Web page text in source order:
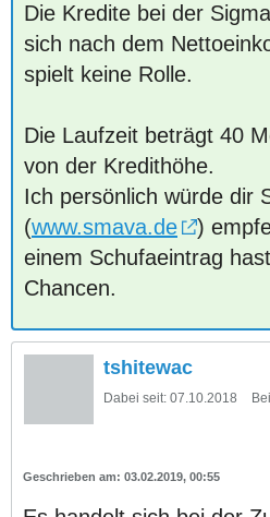
Die Kredite bei der
sich nach dem
spielt keine Rolle.
Die Laufzeit beträgt 40
von der Kredithöhe.
Ich persönlich würde dir
(www.smava.de
)
einem Schufaeintrag
Chancen.
tshitewac
Dabei seit: 07.10.2018
03.02.2019, 00:55